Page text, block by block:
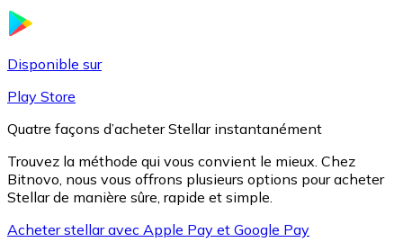
Disponible sur
Play Store
Quatre façons d’acheter Stellar instantanément
Trouvez la méthode qui vous convient le mieux. Chez
Bitnovo, nous vous offrons plusieurs options pour acheter
Stellar de manière sûre, rapide et simple.
Acheter stellar avec Apple Pay et Google Pay